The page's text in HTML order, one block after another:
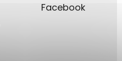
Facebook